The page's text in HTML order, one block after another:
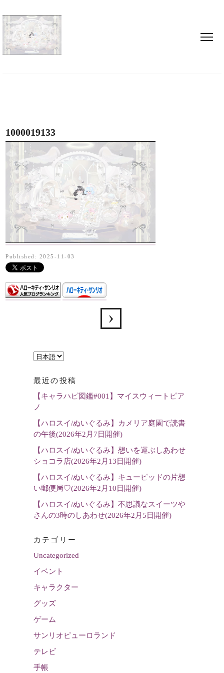
1000019133
Published: 2025-11-03
言
を
選
最近の投稿
【キャラハピ図鑑#001】マイスウィートピア
ノ
【ハロスイ/ぬいぐるみ】カメリア庭園で読書
の午後(2026年2月7日開催)
【ハロスイ/ぬいぐるみ】想いを運ぶしあわせ
ショコラ店(2026年2月13日開催)
【ハロスイ/ぬいぐるみ】キューピッドの片想
い郵便局♡(2026年2月10日開催)
【ハロスイ/ぬいぐるみ】不思議なスイーツや
さんの3時のしあわせ(2026年2月5日開催)
カテゴリー
Uncategorized
イベント
キャラクター
グッズ
ゲーム
サンリオピューロランド
テレビ
手帳